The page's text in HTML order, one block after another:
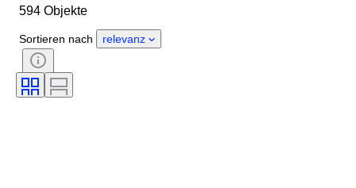
Modell
594 Objekte
Sortieren nach relevanz